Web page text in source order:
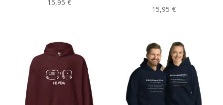
(0)
(0)
Programar es(0)
Python
15,95€
15,95 €